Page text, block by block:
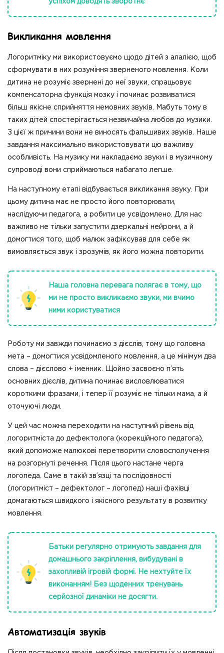
успіхом доводять зворотнє
Викликання мовлення
Логоритміку ми використовуємо щодо дітей з алалією, щоб
сформувати в них розуміння зверненого мовлення. Коли
дитина не розуміє звернені до неї звуки, спрацьовує
компенсаторна функція мозку і починає розвиватися
більш якісне сприйняття немовних звуків. Мабуть тому в
таких дітей спостерігається незвичайна любов до музики.
З цієї ж причини вони не виносять фальшивих звуків. Наше
завдання максимально використовувати цю важливу
особливість. На музику ми накладаємо звуки і в музичному
супроводі вони сприймаються набагато легше.
На наступному етапі відбувається викликання звуку. При
цьому дитина має не просто його повторювати,
наслідуючи педагога, а робити це усвідомлено. Для нас
важливо не тільки запустити дзеркальні нейрони, а й
домогтися того, щоб малюк зафіксував для себе як
вимовляється звук і зрозумів, як його можна повторити.
Наша головна перевага полягає в тому, що
ми не просто викликаємо звуки, ми вчимо
ними користуватися
Роботу ми завжди починаємо з дієслів, тому що головна
мета – домогтися усвідомленого мовлення, а це мінімум два
слова – дієслово + іменник. Щойно засвоєно п’ять
основних дієслів, дитина починає висловлюватися
короткими фразами, і тепер її розуміє не тільки мама, а й
оточуючі люди.
У цей час можна переходити на наступний рівень від
логоритміста до дефектолога (корекційного педагога),
який допоможе малюкові перетворити словосполучення
на розгорнуті речення. Після цього настане черга
логопеда. Саме в такій зв’язці та послідовності
(логоритміст – дефектолог – логопед) наші фахівці
домагаються швидкого і якісного результату в розвитку
мовлення.
Батьки регулярно отримують завдання для
домашнього закріплення, вибудувані в
захопливій ігровій формі. Не нехтуйте їх
виконанням! Без щоденних тренувань
серйозної динаміки не досягти.
Автоматизація звуків